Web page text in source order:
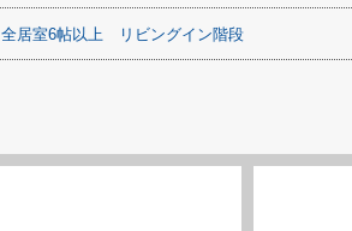
全居室6帖以上 リビングイン階段